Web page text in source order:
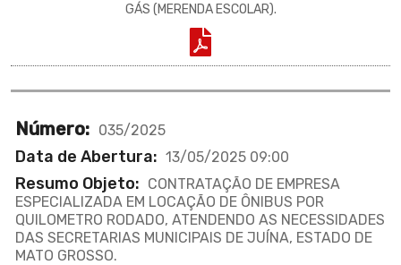
GÁS (MERENDA ESCOLAR).
Número: 035/2025
Data de Abertura: 13/05/2025 09:00
Resumo Objeto: CONTRATAÇÃO DE EMPRESA
ESPECIALIZADA EM LOCAÇÃO DE ÔNIBUS POR
QUILOMETRO RODADO, ATENDENDO AS NECESSIDADES
DAS SECRETARIAS MUNICIPAIS DE JUÍNA, ESTADO DE
MATO GROSSO.